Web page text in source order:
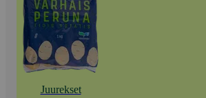
Juurekset